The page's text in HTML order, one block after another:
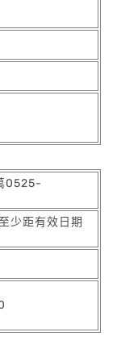
0525-
少距有效日期